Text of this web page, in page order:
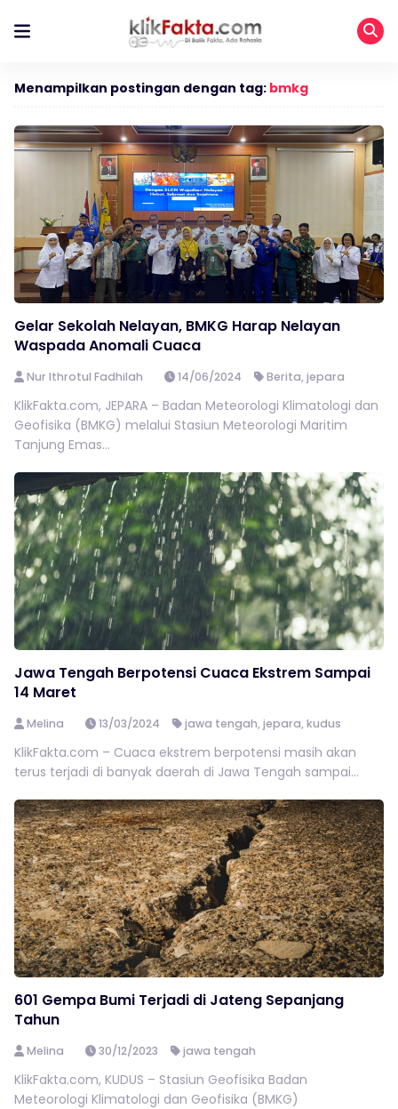
Menampilkan postingan dengan tag: bmkg
Gelar Sekolah Nelayan, BMKG Harap Nelayan
Waspada Anomali Cuaca
Nur Ithrotul Fadhilah 14/06/2024 Berita,jepara
KlikFakta.com, JEPARA – Badan Meteorologi Klimatologi dan
Geofisika (BMKG) melalui Stasiun Meteorologi Maritim
Tanjung Emas...
Jawa Tengah Berpotensi Cuaca Ekstrem Sampai
14 Maret
Melina 13/03/2024 jawa tengah,jepara,kudus
KlikFakta.com – Cuaca ekstrem berpotensi masih akan
terus terjadi di banyak daerah di Jawa Tengah sampai...
601 Gempa Bumi Terjadi di Jateng Sepanjang
Tahun
Melina 30/12/2023 jawa tengah
KlikFakta.com, KUDUS – Stasiun Geofisika Badan
Meteorologi Klimatologi dan Geofisika (BMKG)